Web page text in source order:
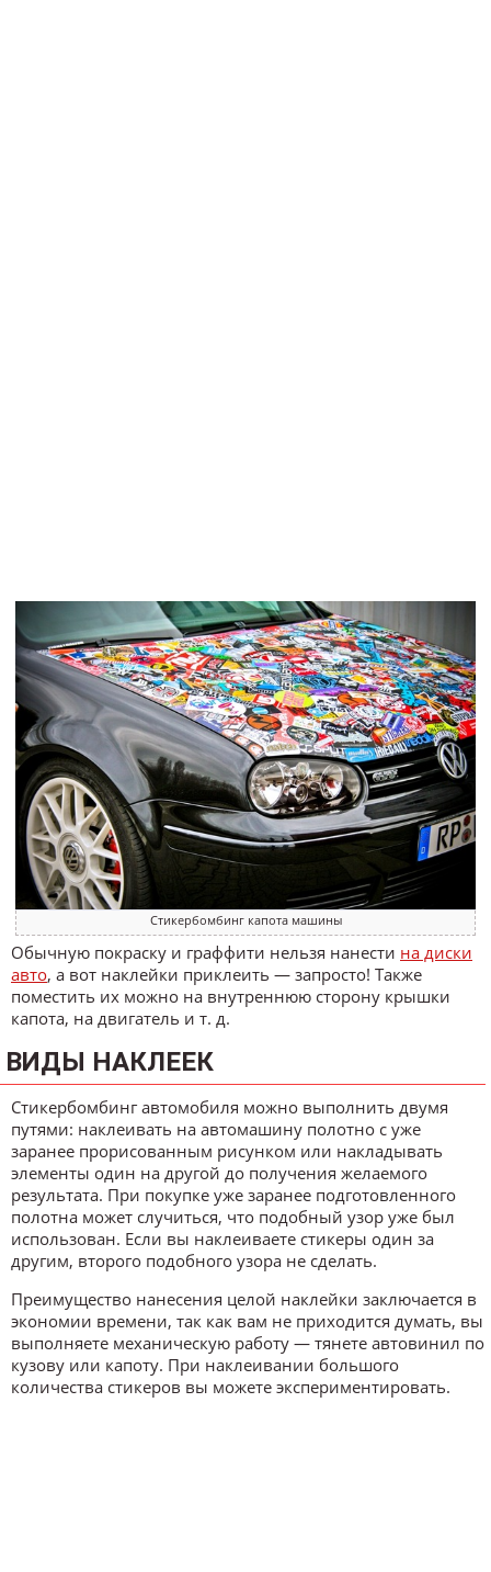
Стикербомбинг капота машины
Обычную покраску и граффити нельзя нанести на диски
авто, а вот наклейки приклеить — запросто! Также
поместить их можно на внутреннюю сторону крышки
капота, на двигатель и т. д.
ВИДЫ НАКЛЕЕК
Стикербомбинг автомобиля можно выполнить двумя
путями: наклеивать на автомашину полотно с уже
заранее прорисованным рисунком или накладывать
элементы один на другой до получения желаемого
результата. При покупке уже заранее подготовленного
полотна может случиться, что подобный узор уже был
использован. Если вы наклеиваете стикеры один за
другим, второго подобного узора не сделать.
Преимущество нанесения целой наклейки заключается в
экономии времени, так как вам не приходится думать, вы
выполняете механическую работу — тянете автовинил по
кузову или капоту. При наклеивании большого
количества стикеров вы можете экспериментировать.